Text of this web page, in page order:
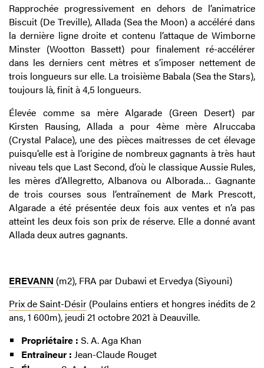
Rapprochée progressivement en dehors de l’animatrice
Biscuit (De Treville), Allada (Sea the Moon) a accéléré dans
la dernière ligne droite et contenu l’attaque de Wimborne
Minster (Wootton Bassett) pour finalement ré-accélérer
dans les derniers cent mètres et s’imposer nettement de
trois longueurs sur elle. La troisième Babala (Sea the Stars),
toujours là, finit à 4,5 longueurs.
Élevée comme sa mère Algarade (Green Desert) par
Kirsten Rausing, Allada a pour 4ème mère Alruccaba
(Crystal Palace), une des pièces maitresses de cet élevage
puisqu’elle est à l’origine de nombreux gagnants à très haut
niveau tels que Last Second, d’où le classique Aussie Rules,
les mères d’Allegretto, Albanova ou Alborada… Gagnante
de trois courses sous l’entraînement de Mark Prescott,
Algarade a été présentée deux fois aux ventes et n’a pas
atteint les deux fois son prix de réserve. Elle a donné avant
Allada deux autres gagnants.
EREVANN (m2), FRA par Dubawi et Ervedya (Siyouni)
Prix de Saint-Désir (Poulains entiers et hongres inédits de 2
ans, 1 600m), jeudi 21 octobre 2021 à Deauville.
Propriétaire : S. A. Aga Khan
Entraîneur : Jean-Claude Rouget